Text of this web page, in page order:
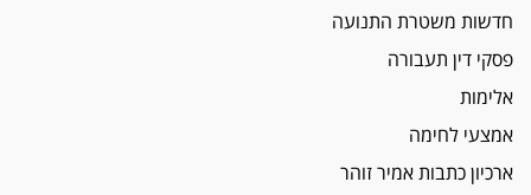
מחאת הפרקליטים והסנגורים
עם השופטים
הביקורת חוגגת
מבקר לשכת עורכי הדין בתביעה נגד "איכות
חדשות משטרת התנועה
פסקי דין תעבורה
אלימות
אמצעי לחימה
ארכיון כתבות אמיר זוהר